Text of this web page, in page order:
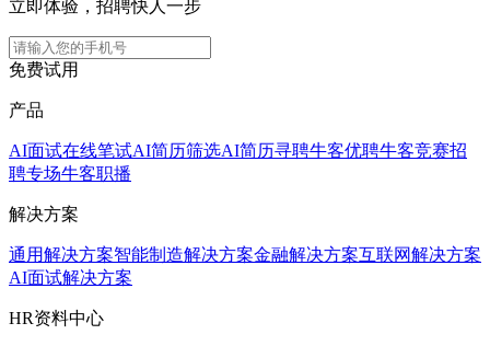
立即体验，招聘快人一步
免费试用
产品
AI面试在线笔试AI简历筛选AI简历寻聘牛客优聘牛客竞赛招
聘专场牛客职播
解决方案
通用解决方案智能制造解决方案金融解决方案互联网解决方案
AI面试解决方案
HR资料中心